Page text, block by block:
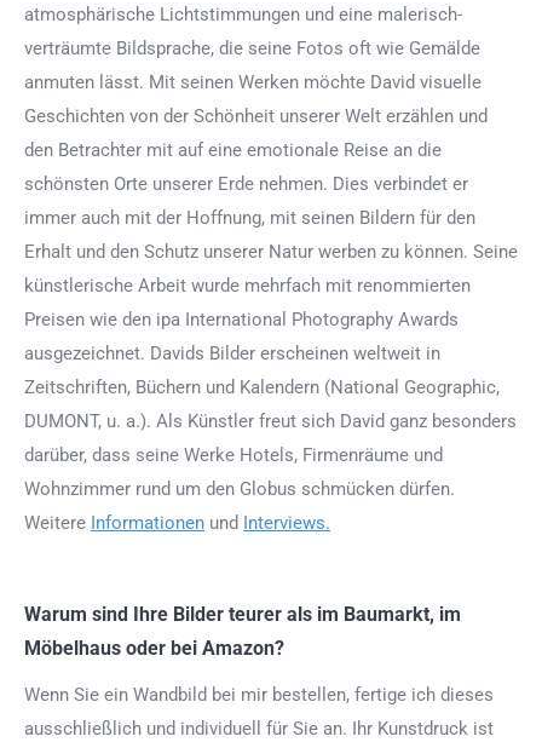
atmosphärische Lichtstimmungen und eine malerisch-
verträumte Bildsprache, die seine Fotos oft wie Gemälde
anmuten lässt. Mit seinen Werken möchte David visuelle
Geschichten von der Schönheit unserer Welt erzählen und
den Betrachter mit auf eine emotionale Reise an die
schönsten Orte unserer Erde nehmen. Dies verbindet er
immer auch mit der Hoffnung, mit seinen Bildern für den
Erhalt und den Schutz unserer Natur werben zu können. Seine
künstlerische Arbeit wurde mehrfach mit renommierten
Preisen wie den ipa International Photography Awards
ausgezeichnet. Davids Bilder erscheinen weltweit in
Zeitschriften, Büchern und Kalendern (National Geographic,
DUMONT, u. a.). Als Künstler freut sich David ganz besonders
darüber, dass seine Werke Hotels, Firmenräume und
Wohnzimmer rund um den Globus schmücken dürfen.
Weitere Informationen und Interviews.
Warum sind Ihre Bilder teurer als im Baumarkt, im
Möbelhaus oder bei Amazon?
Wenn Sie ein Wandbild bei mir bestellen, fertige ich dieses
ausschließlich und individuell für Sie an. Ihr Kunstdruck ist